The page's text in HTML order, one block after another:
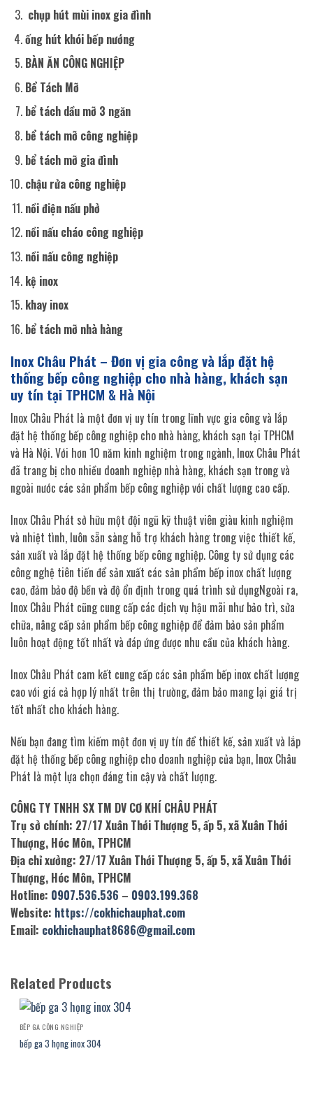
chụp hút mùi inox gia đình
ống hút khói bếp nướng
BÀN ĂN CÔNG NGHIỆP
Bể Tách Mỡ
bể tách dầu mỡ 3 ngăn
bể tách mỡ công nghiệp
bể tách mỡ gia đình
chậu rửa công nghiệp
nồi điện nấu phở
nồi nấu cháo công nghiệp
nồi nấu công nghiệp
kệ inox
khay inox
bể tách mỡ nhà hàng
Inox Châu Phát – Đơn vị gia công và lắp đặt hệ
thống bếp công nghiệp cho nhà hàng, khách sạn
uy tín tại TPHCM & Hà Nội
Inox Châu Phát là một đơn vị uy tín trong lĩnh vực gia công và lắp
đặt hệ thống bếp công nghiệp cho nhà hàng, khách sạn tại TPHCM
và Hà Nội. Với hơn 10 năm kinh nghiệm trong ngành, Inox Châu Phát
đã trang bị cho nhiều doanh nghiệp nhà hàng, khách sạn trong và
ngoài nước các sản phẩm bếp công nghiệp với chất lượng cao cấp.
Inox Châu Phát sở hữu một đội ngũ kỹ thuật viên giàu kinh nghiệm
và nhiệt tình, luôn sẵn sàng hỗ trợ khách hàng trong việc thiết kế,
sản xuất và lắp đặt hệ thống bếp công nghiệp. Công ty sử dụng các
công nghệ tiên tiến để sản xuất các sản phẩm bếp inox chất lượng
cao, đảm bảo độ bền và độ ổn định trong quá trình sử dụngNgoài ra,
Inox Châu Phát cũng cung cấp các dịch vụ hậu mãi như bảo trì, sửa
chữa, nâng cấp sản phẩm bếp công nghiệp để đảm bảo sản phẩm
luôn hoạt động tốt nhất và đáp ứng được nhu cầu của khách hàng.
Inox Châu Phát cam kết cung cấp các sản phẩm bếp inox chất lượng
cao với giá cả hợp lý nhất trên thị trường, đảm bảo mang lại giá trị
tốt nhất cho khách hàng.
Nếu bạn đang tìm kiếm một đơn vị uy tín để thiết kế, sản xuất và lắp
đặt hệ thống bếp công nghiệp cho doanh nghiệp của bạn, Inox Châu
Phát là một lựa chọn đáng tin cậy và chất lượng.
CÔNG TY TNHH SX TM DV CƠ KHÍ CHÂU PHÁT
Trụ sở chính: 27/17 Xuân Thới Thượng 5, ấp 5, xã Xuân Thới
Thượng, Hóc Môn, TPHCM
Địa chỉ xưởng: 27/17 Xuân Thới Thượng 5, ấp 5, xã Xuân Thới
Thượng, Hóc Môn, TPHCM
Hotline: 0907.536.536 – 0903.199.368
Website: https://cokhichauphat.com
Email: cokhichauphat8686@gmail.com
Related Products
BẾP GA CÔNG NGHIỆP
bếp ga 3 họng inox 304